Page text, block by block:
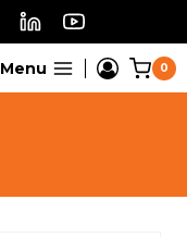
Menu 0